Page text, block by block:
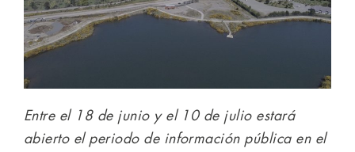
Entre el 18 de junio y el 10 de julio estará
abierto el periodo de información pública en el